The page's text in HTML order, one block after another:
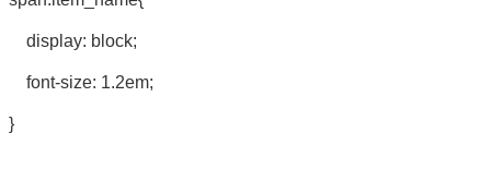
display: block;
font-size: 1.2em;
}